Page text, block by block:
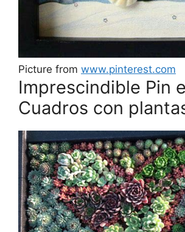
Picture from www.pinterest.com
Imprescindible Pin
Cuadros con